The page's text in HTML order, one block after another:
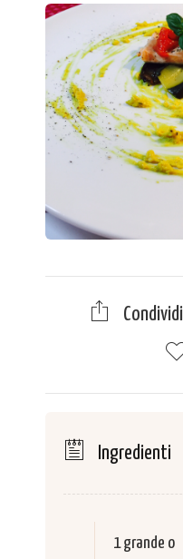
Condividi
Ingredienti
1 grande o